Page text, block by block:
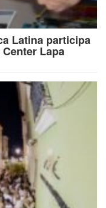
Latina participa
Lapa